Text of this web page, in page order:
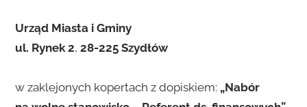
Urząd Miasta i Gminy
ul. Rynek 2, 28-225 Szydłów
w zaklejonych kopertach z dopiskiem: „Nabór